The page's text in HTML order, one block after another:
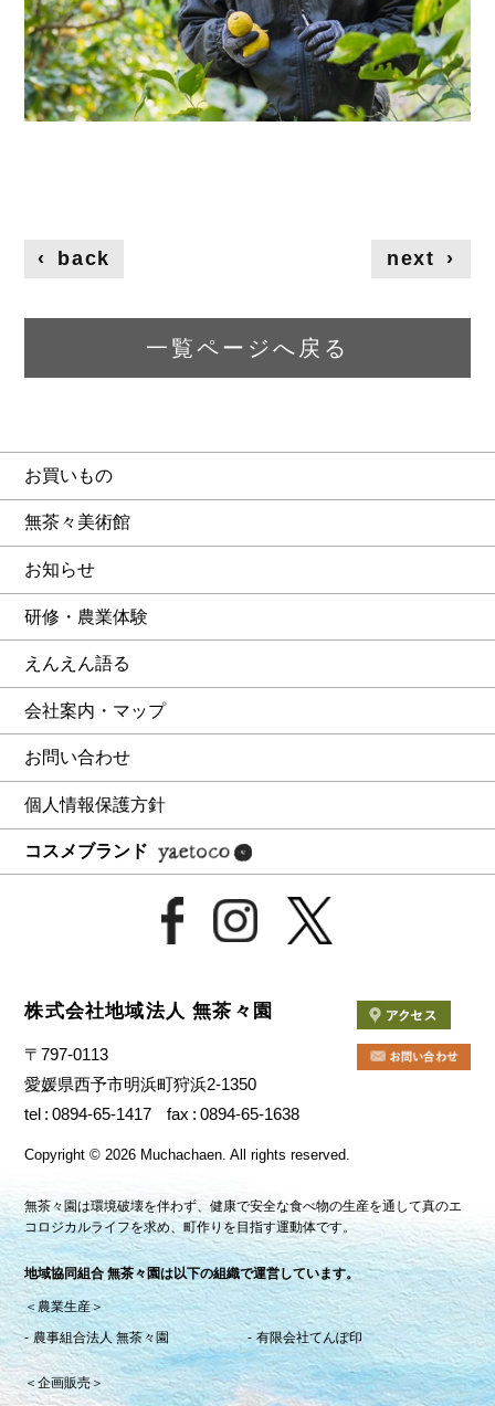
‹ back next ›
一覧ページへ戻る
お買いもの
無茶々美術館
お知らせ
研修・農業体験
えんえん語る
会社案内・マップ
お問い合わせ
個人情報保護方針
コスメブランド
株式会社地域法人 無茶々園
〒797-0113
愛媛県西予市明浜町狩浜2-1350
tel
0894-65-1417 fax 0894-65-1638
Copyright© 2026 Muchachaen.All rights reserved.
無茶々園は環境破壊を伴わず、健康で安全な食べ物の生産を通して真のエ
コロジカルライフを求め、町作りを目指す運動体です。
地域協同組合 無茶々園は以下の組織で運営しています。
＜農業生産＞
農事組合法人 無茶々園
有限会社てんぽ印
＜企画販売＞